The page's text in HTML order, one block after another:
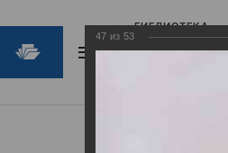
БИБЛИОТЕКА
47 из 53